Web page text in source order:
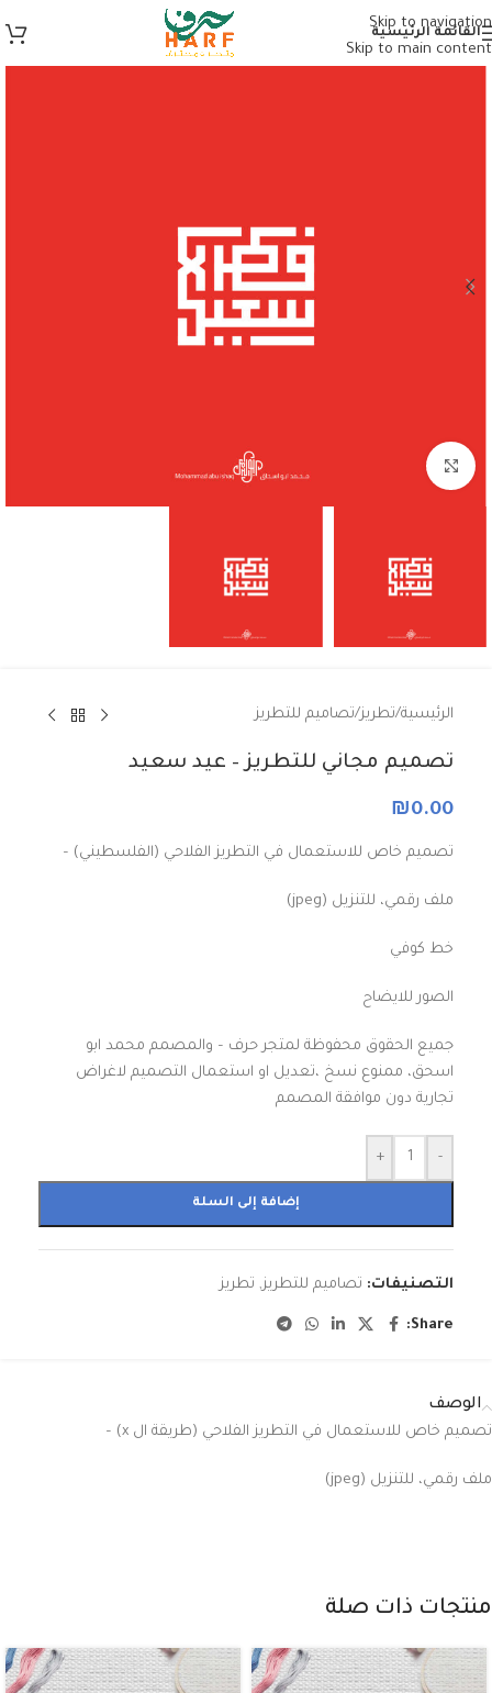
Skip to navigation
Skip to main content
القائمة الرئيسية
Click to enlarge
الرئيسية/تطريز/تصاميم للتطريز
تصميم مجاني للتطريز – عيد سعيد
₪0.00
تصميم خاص للاستعمال في التطريز الفلاحي (الفلسطيني) –
ملف رقمي، للتنزيل (jpeg)
خط كوفي
الصور للايضاح
جميع الحقوق محفوظة لمتجر حرف – والمصمم محمد ابو
اسحق، ممنوع نسخ ،تعديل او استعمال التصميم لاغراض
تجارية دون موافقة المصمم
-
+
إضافة إلى السلة
التصنيفات: تصاميم للتطريز, تطريز
Share:
الوصف
تصميم خاص للاستعمال في التطريز الفلاحي (طريقة ال x) –
ملف رقمي، للتنزيل (jpeg)
منتجات ذات صلة